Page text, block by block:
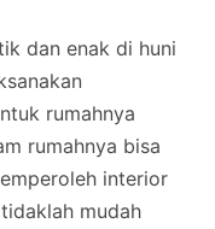
dan enak di huni
rumahnya
rumahnya bisa
interior
mudah